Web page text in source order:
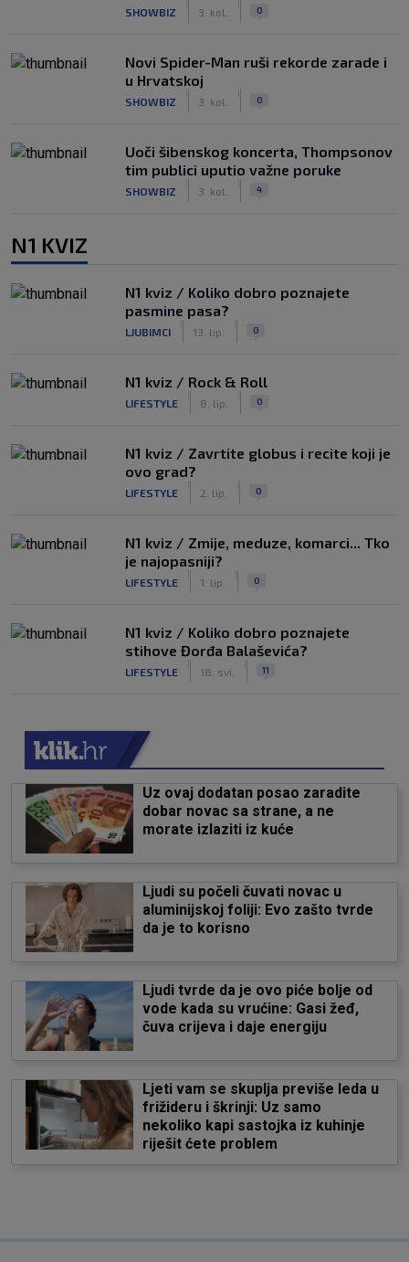
SHOWBIZ 3. kol. 0
Novi Spider-Man ruši rekorde zarade i
u Hrvatskoj
SHOWBIZ 3. kol. 0
Uoči šibenskog koncerta, Thompsonov
tim publici uputio važne poruke
SHOWBIZ 3. kol. 4
N1 KVIZ
N1 kviz / Koliko dobro poznajete
pasmine pasa?
LJUBIMCI 13. lip. 0
N1 kviz / Rock & Roll
LIFESTYLE 8. lip. 0
N1 kviz / Zavrtite globus i recite koji je
ovo grad?
LIFESTYLE 2. lip. 0
N1 kviz / Zmije, meduze, komarci... Tko
je najopasniji?
LIFESTYLE 1. lip. 0
N1 kviz / Koliko dobro poznajete
stihove Đorđa Balaševića?
LIFESTYLE 18. svi. 11
Uz ovaj dodatan posao zaradite
dobar novac sa strane, a ne
morate izlaziti iz kuće
Ljudi su počeli čuvati novac u
aluminijskoj foliji: Evo zašto tvrde
da je to korisno
Ljudi tvrde da je ovo piće bolje od
vode kada su vrućine: Gasi žeđ,
čuva crijeva i daje energiju
Ljeti vam se skuplja previše leda u
frižideru i škrinji: Uz samo
nekoliko kapi sastojka iz kuhinje
riješit ćete problem